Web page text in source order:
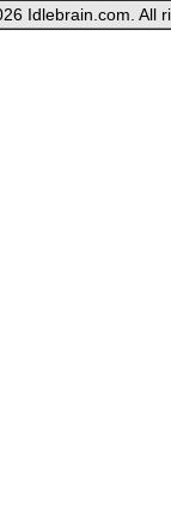
Idlebrain.com. All